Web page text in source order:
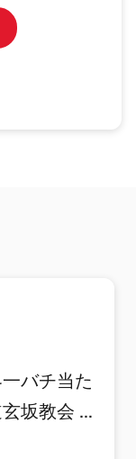
バチ当た
坂教会 天
ベント